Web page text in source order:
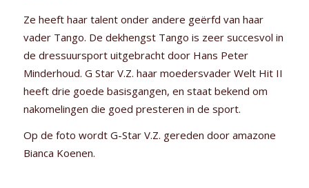
Ze heeft haar talent onder andere geërfd van haar
vader Tango. De dekhengst Tango is zeer succesvol in
de dressuursport uitgebracht door Hans Peter
Minderhoud. G Star V.Z. haar moedersvader Welt Hit II
heeft drie goede basisgangen, en staat bekend om
nakomelingen die goed presteren in de sport.
Op de foto wordt G-Star V.Z. gereden door amazone
Bianca Koenen.